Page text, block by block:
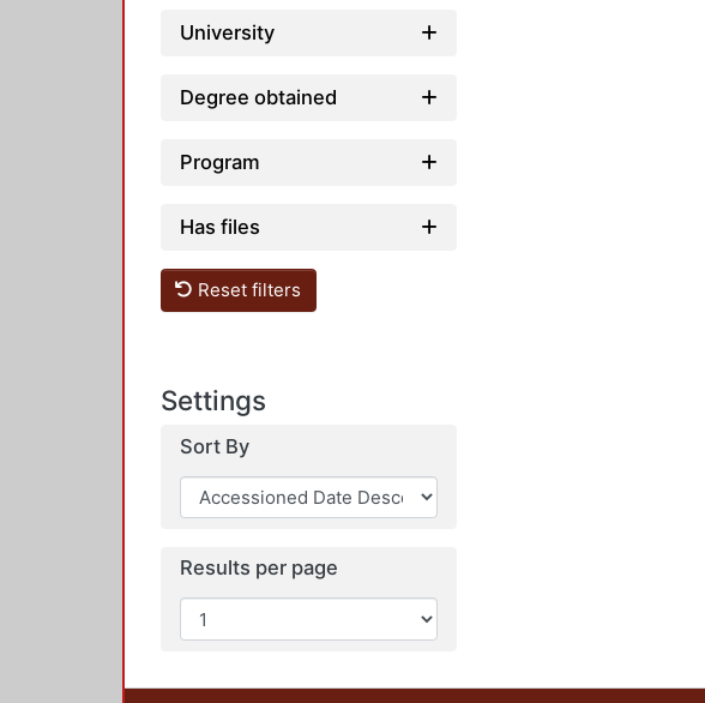
University
Degree obtained
Program
Has files
Reset filters
Settings
Sort By
Results per page